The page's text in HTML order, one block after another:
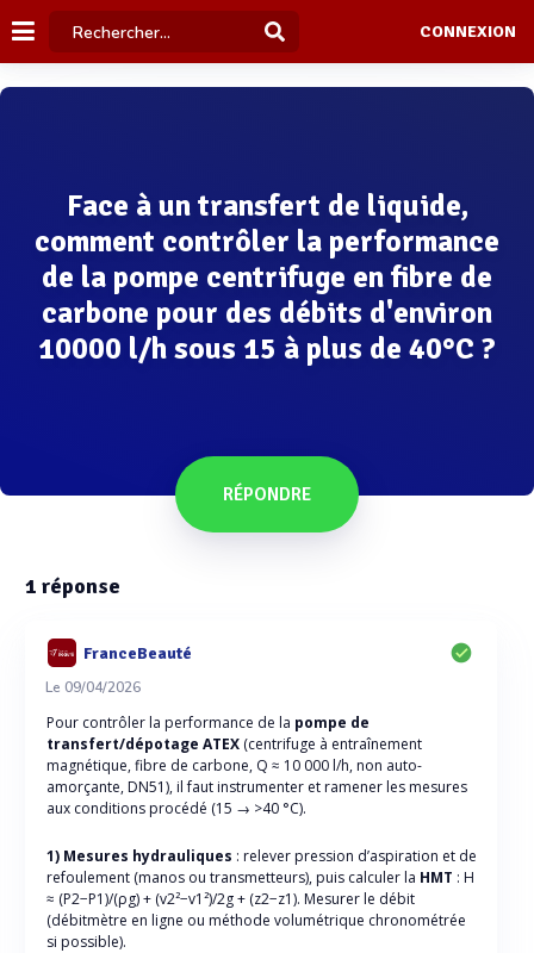
CONNEXION
Face à un transfert de liquide,
comment contrôler la performance
de la pompe centrifuge en fibre de
carbone pour des débits d'environ
10000 l/h sous 15 à plus de 40°C ?
RÉPONDRE
1 réponse
FranceBeauté
Le 09/04/2026
Pour contrôler la performance de la pompe de
transfert/dépotage ATEX (centrifuge à entraînement
magnétique, fibre de carbone, Q ≈ 10 000 l/h, non auto-
amorçante, DN51), il faut instrumenter et ramener les mesures
aux conditions procédé (15 → >40 °C).
1) Mesures hydrauliques : relever pression d’aspiration et de
refoulement (manos ou transmetteurs), puis calculer la HMT : H
≈ (P2−P1)/(ρg) + (v2²−v1²)/2g + (z2−z1). Mesurer le débit
(débitmètre en ligne ou méthode volumétrique chronométrée
si possible).